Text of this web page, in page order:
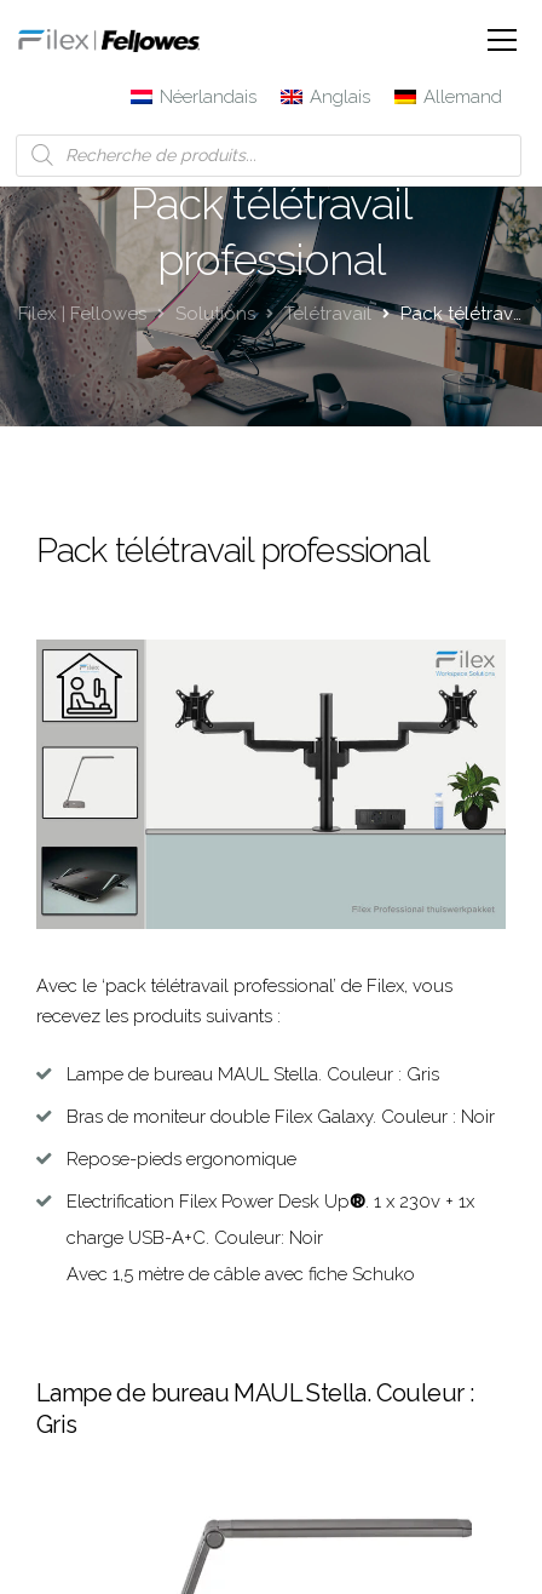
Néerlandais Anglais Allemand
Pack télétravail
professional
Filex | Fellowes Solutions Télétravail Pack télétravail professional
Pack télétravail professional
Avec le ‘pack télétravail professional’ de Filex, vous
recevez les produits suivants :
Lampe de bureau MAUL Stella. Couleur : Gris
Bras de moniteur double Filex Galaxy. Couleur : Noir
Repose-pieds ergonomique
Electrification Filex Power Desk Up®. 1 x 230v + 1x
charge USB-A+C. Couleur: Noir
Avec 1,5 mètre de câble avec fiche Schuko
Lampe de bureau MAUL Stella. Couleur :
Gris